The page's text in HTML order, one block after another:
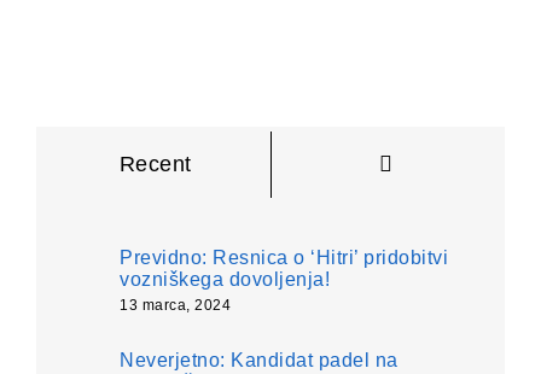
Recent
Previdno: Resnica o ‘Hitri’ pridobitvi
vozniškega dovoljenja!
13 marca, 2024
Neverjetno: Kandidat padel na